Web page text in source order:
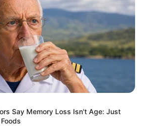
Say Memory Loss Isn't Age: Just